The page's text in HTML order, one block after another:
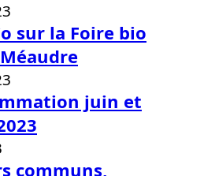
sur la Foire bio
juin et
communs,